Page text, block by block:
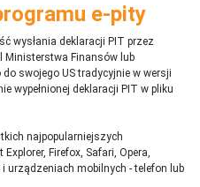
e-pity
wysłania deklaracji PIT przez
Ministerstwa Finansów lub
swojego US tradycyjnie w wersji
wypełnionej deklaracji PIT w pliku
najpopularniejszych
Firefox, Safari, Opera,
urządzeniach mobilnych - telefon lub